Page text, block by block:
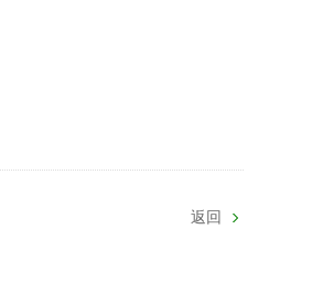
返回